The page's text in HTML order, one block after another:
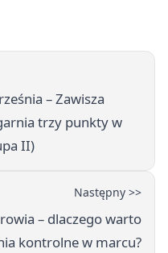
– Zawisza
trzy punkty w
II)
Następny >>
– dlaczego warto
kontrolne w marcu?